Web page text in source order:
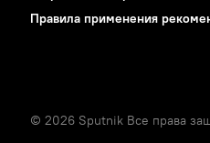
Правила применения
© 2026 Sputnik Все права